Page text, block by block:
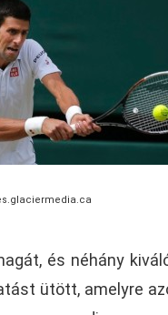
és néhány
ütött, amelyre